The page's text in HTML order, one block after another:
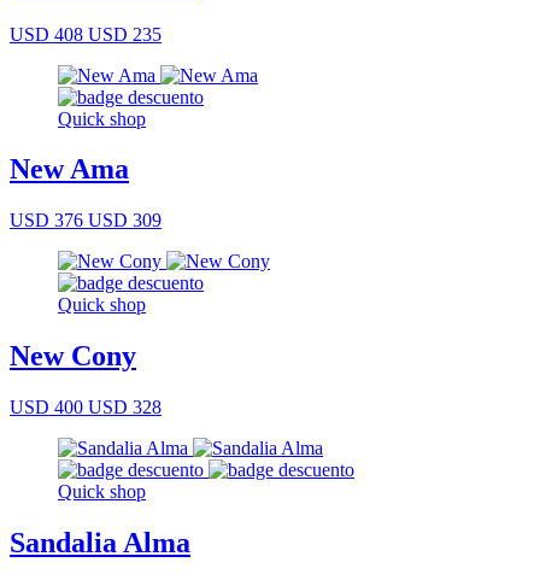
USD 408 USD 235
Quick shop
New Ama
USD 376 USD 309
Quick shop
New Cony
USD 400 USD 328
Quick shop
Sandalia Alma